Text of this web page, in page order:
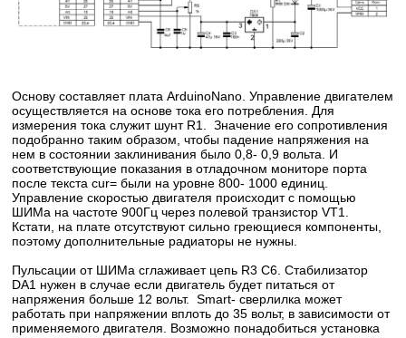
Основу составляет плата ArduinoNano. Управление двигателем
осуществляется на основе тока его потребления. Для
измерения тока служит шунт R1. Значение его сопротивления
подобранно таким образом, чтобы падение напряжения на
нем в состоянии заклинивания было 0,8- 0,9 вольта. И
соответствующие показания в отладочном мониторе порта
после текста cur= были на уровне 800- 1000 единиц.
Управление скоростью двигателя происходит с помощью
ШИМа на частоте 900Гц через полевой транзистор VT1.
Кстати, на плате отсутствуют сильно греющиеся компоненты,
поэтому дополнительные радиаторы не нужны.
Пульсации от ШИМа сглаживает цепь R3 C6. Стабилизатор
DA1 нужен в случае если двигатель будет питаться от
напряжения больше 12 вольт. Smart- сверлилка может
работать при напряжении вплоть до 35 вольт, в зависимости от
применяемого двигателя. Возможно понадобиться установка